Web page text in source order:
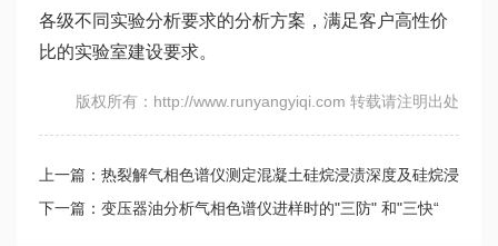
各级不同实验分析要求的分析方案，满足客户高性价
比的实验室建设要求。
版权所有：http://www.runyangyiqi.com 转载请注明出处
上一篇：热裂解气相色谱仪测定混凝土硅烷浸渍深度及硅烷浸
渍防腐施工方法
下一篇：变压器油分析气相色谱仪进样时的"三防" 和"三快“